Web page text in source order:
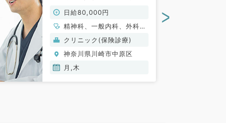
科・内科系／非常勤）
日給80,000円
精神科、一般内科、外科系
全般、一般外科
クリニック(保険診療)
神奈川県川崎市中原区
月,木
>